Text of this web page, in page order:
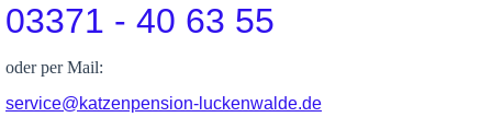
03371 - 40 63 55
oder per Mail:
service@katzenpension-luckenwalde.de